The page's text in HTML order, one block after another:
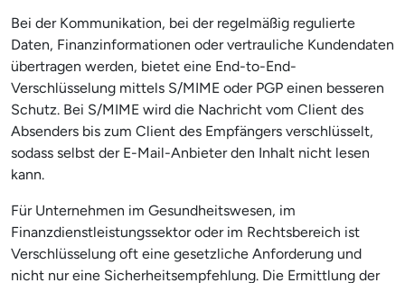
Bei der Kommunikation, bei der regelmäßig regulierte
Daten, Finanzinformationen oder vertrauliche Kundendaten
übertragen werden, bietet eine End-to-End-
Verschlüsselung mittels S/MIME oder PGP einen besseren
Schutz. Bei S/MIME wird die Nachricht vom Client des
Absenders bis zum Client des Empfängers verschlüsselt,
sodass selbst der E-Mail-Anbieter den Inhalt nicht lesen
kann.
Für Unternehmen im Gesundheitswesen, im
Finanzdienstleistungssektor oder im Rechtsbereich ist
Verschlüsselung oft eine gesetzliche Anforderung und
nicht nur eine Sicherheitsempfehlung. Die Ermittlung der